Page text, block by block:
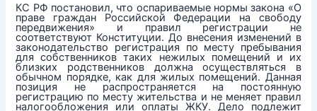
КС РФ постановил, что оспариваемые нормы закона «О
праве граждан Российской Федерации на свободу
передвижения» и правил регистрации не
соответствуют Конституции. До внесения изменений в
законодательство регистрация по месту пребывания
для собственников таких нежилых помещений и их
близких родственников должна осуществляться в
обычном порядке, как для жилых помещений. Данная
позиция не распространяется на постоянную
регистрацию по месту жительства и не меняет правил
налогообложения или оплаты ЖКУ. Дело подлежит